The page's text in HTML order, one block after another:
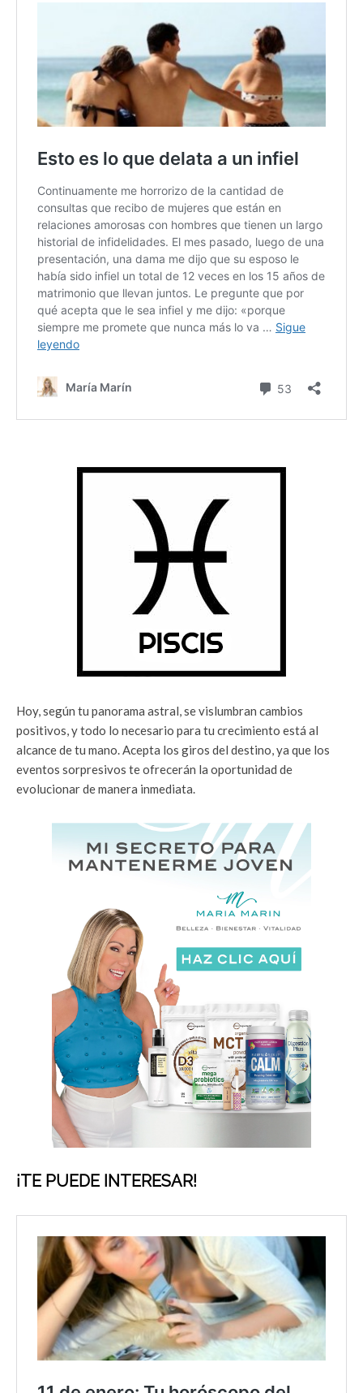
Hoy, según tu panorama astral, se vislumbran cambios
positivos, y todo lo necesario para tu crecimiento está al
alcance de tu mano. Acepta los giros del destino, ya que los
eventos sorpresivos te ofrecerán la oportunidad de
evolucionar de manera inmediata.
¡TE PUEDE INTERESAR!